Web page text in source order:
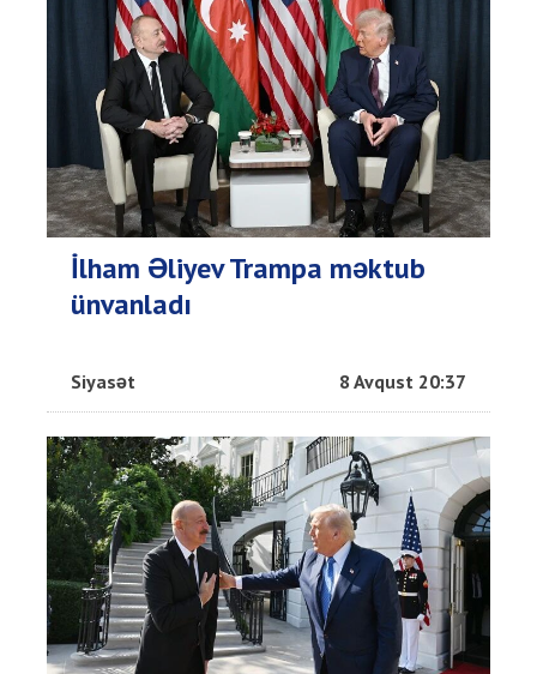
İlham Əliyev Trampa məktub
ünvanladı
Siyasət 8 Avqust 20:37